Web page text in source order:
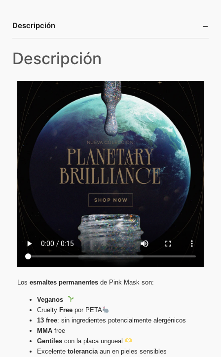
Descripción −
Descripción
Los esmaltes permanentes de Pink Mask son:
Veganos
Cruelty Free por PETA
13 free: sin ingredientes potencialmente alergénicos
MMA free
Gentiles con la placa ungueal
Excelente toleranciaaun en pieles sensibles